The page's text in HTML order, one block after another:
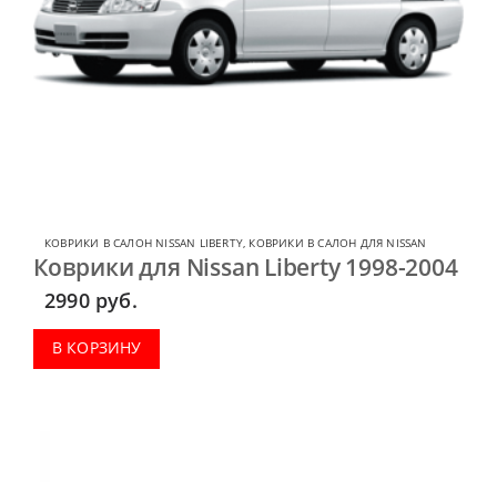
КОВРИКИ В САЛОН NISSAN LIBERTY КОВРИКИ В САЛОН ДЛЯ NISSAN
Коврики для Nissan Liberty 1998-2004
2990 руб.
В КОРЗИНУ